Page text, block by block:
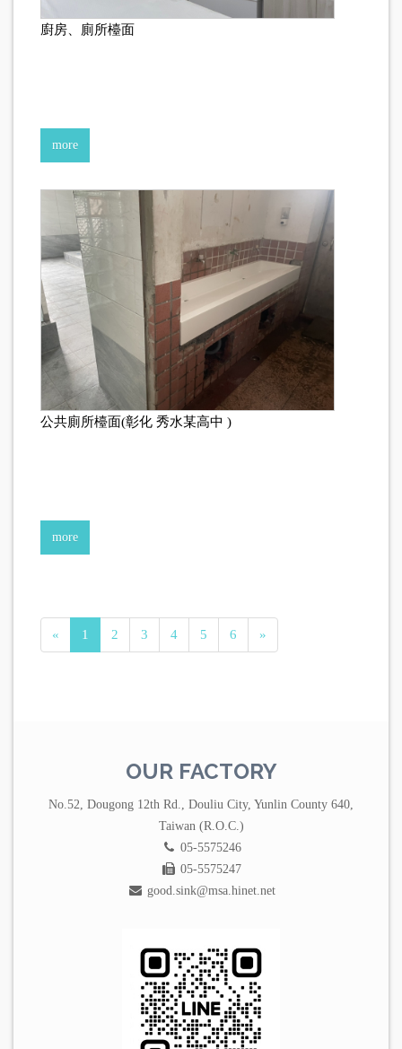
廚房、廁所檯面
more
公共廁所檯面(彰化 秀水某高中 )
more
« 1 2 3 4 5 6 »
OUR FACTORY
No.52, Dougong 12th Rd., Douliu City, Yunlin County 640,
Taiwan (R.O.C.)
05-5575246
05-5575247
good.sink@msa.hinet.net